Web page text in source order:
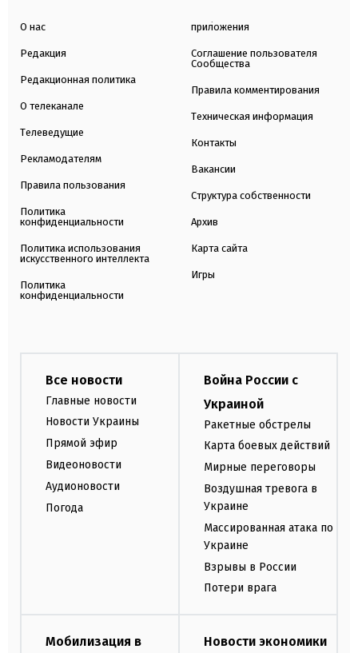
О нас
Редакция
Редакционная политика
О телеканале
Телеведущие
Рекламодателям
Правила пользования
Политика
конфиденциальности
Политика использования
искусственного интеллекта
Политика
конфиденциальности
приложения
Соглашение пользователя
Сообщества
Правила комментирования
Техническая информация
Контакты
Вакансии
Структура собственности
Архив
Карта сайта
Игры
Все новости
Главные новости
Новости Украины
Прямой эфир
Видеоновости
Аудионовости
Погода
Война России с
Украиной
Ракетные обстрелы
Карта боевых действий
Мирные переговоры
Воздушная тревога в
Украине
Массированная атака по
Украине
Взрывы в России
Потери врага
Мобилизация в
Новости экономики